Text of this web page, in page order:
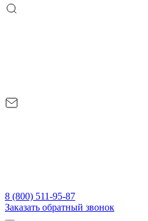
8 (800) 511-95-87
Заказать обратный звонок